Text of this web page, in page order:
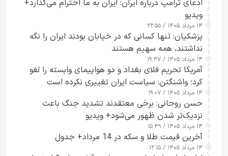
ادعای ترامپ درباره ایران: ایران به ما احترام می‌گذارد+
ویدیو
۱۴ مرداد ۱۴۰۵ / ۲۲:۵۵
پزشکیان: تنها کسانی که در خیابان بودند ایران را نگه
نداشتند، همه سهیم هستند
۱۴ مرداد ۱۴۰۵ / ۱۹:۴۷
آمریکا تحریم فلای بغداد و دو هواپیمای وابسته را لغو
کرد؛ واشنگتن: سیاست ایران تغییری نکرده است
۱۴ مرداد ۱۴۰۵ / ۱۹:۰۷
حسن روحانی: برخی معتقدند تشدید جنگ باعث
نزدیک‌تر شدن ظهور می‌شود+ ویدیو
۱۴ مرداد ۱۴۰۵ / ۱۵:۴۹
آخرین قیمت طلا و سکه در 14 مرداد+ جدول
۱۴ مرداد ۱۴۰۵ / ۱۲:۱۵